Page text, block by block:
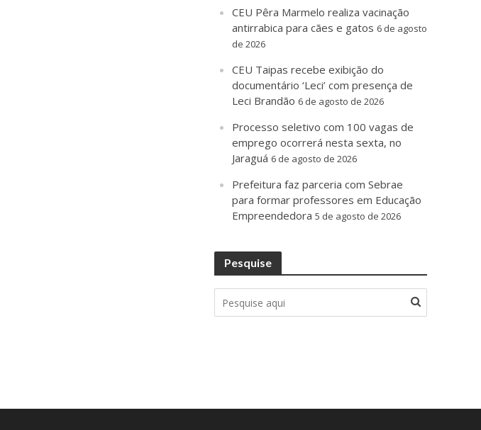
CEU Pêra Marmelo realiza vacinação
antirrabica para cães e gatos 6 de agosto
de 2026
CEU Taipas recebe exibição do
documentário ‘Leci’ com presença de
Leci Brandão 6 de agosto de 2026
Processo seletivo com 100 vagas de
emprego ocorrerá nesta sexta, no
Jaraguá 6 de agosto de 2026
Prefeitura faz parceria com Sebrae
para formar professores em Educação
Empreendedora 5 de agosto de 2026
Pesquise